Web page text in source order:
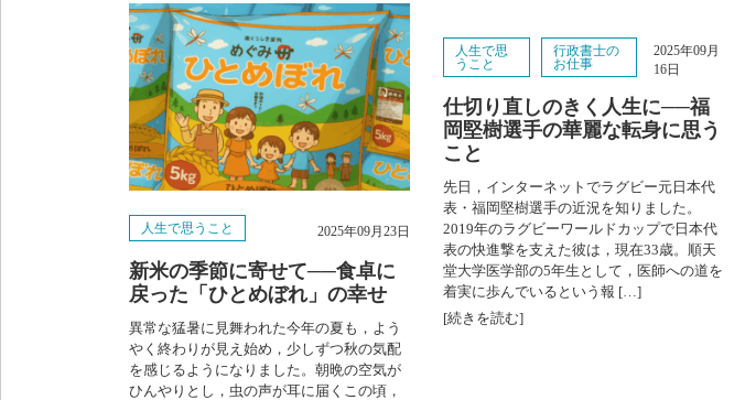
人生で思うこと 2025年09月23日
新米の季節に寄せて──食卓に
戻った「ひとめぼれ」の幸せ
異常な猛暑に見舞われた今年の夏も，よう
やく終わりが見え始め，少しずつ秋の気配
を感じるようになりました。朝晩の空気が
ひんやりとし，虫の声が耳に届くこの頃，
人生で思
うこと
行政書士の
お仕事
2025年09月
16日
仕切り直しのきく人生に──福
岡堅樹選手の華麗な転身に思う
こと
先日，インターネットでラグビー元日本代
表・福岡堅樹選手の近況を知りました。
2019年のラグビーワールドカップで日本代
表の快進撃を支えた彼は，現在33歳。順天
堂大学医学部の5年生として，医師への道を
着実に歩んでいるという報 […]
[続きを読む]